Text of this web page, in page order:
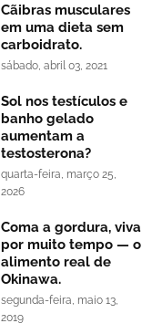
Cãibras musculares
em uma dieta sem
carboidrato.
sábado, abril 03, 2021
Sol nos testículos e
banho gelado
aumentam a
testosterona?
quarta-feira, março 25,
2026
Coma a gordura, viva
por muito tempo — o
alimento real de
Okinawa.
segunda-feira, maio 13,
2019